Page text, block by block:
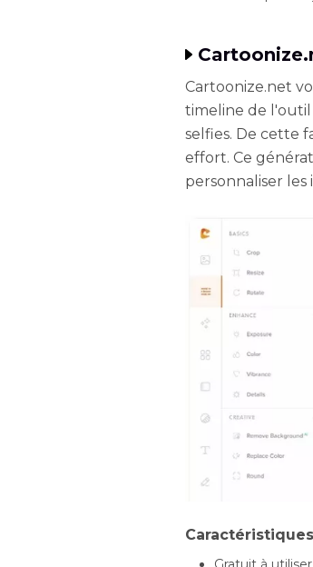
Cartoonize.net
timeline de
selfies. De cette
effort. Ce
personnaliser les
Caractéristiques